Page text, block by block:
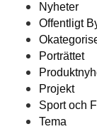
Nyheter
Offentligt
Porträttet
Projekt
Sport och
Tema